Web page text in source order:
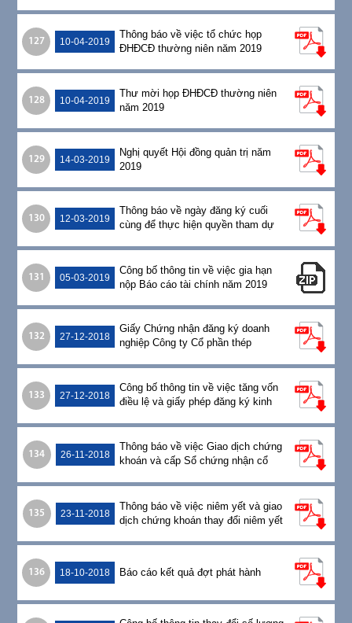
127 10-04-2019
Thông báo về việc tổ chức họp
ĐHĐCĐ thường niên năm 2019
128 10-04-2019
Thư mời họp ĐHĐCĐ thường niên
năm 2019
129 14-03-2019
Nghị quyết Hội đồng quản trị năm
2019
130 12-03-2019
Thông báo về ngày đăng ký cuối
cùng để thực hiện quyền tham dự
131 05-03-2019
Công bố thông tin về việc gia hạn
nộp Báo cáo tài chính năm 2019
132 27-12-2018
Giấy Chứng nhận đăng ký doanh
nghiệp Công ty Cổ phần thép
133 27-12-2018
Công bố thông tin về việc tăng vốn
điều lệ và giấy phép đăng ký kinh
134 26-11-2018
Thông báo về việc Giao dịch chứng
khoán và cấp Sổ chứng nhận cổ
135 23-11-2018
Thông báo về việc niêm yết và giao
dịch chứng khoán thay đổi niêm yết
136 18-10-2018 Báo cáo kết quả đợt phát hành